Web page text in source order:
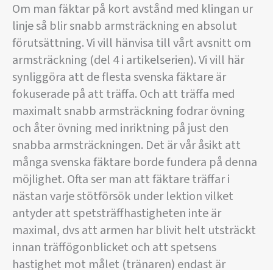
Om man fäktar på kort avstånd med klingan ur
linje så blir snabb armsträckning en absolut
förutsättning. Vi vill hänvisa till vårt avsnitt om
armsträckning (del 4 i artikelserien). Vi vill här
synliggöra att de flesta svenska fäktare är
fokuserade på att träffa. Och att träffa med
maximalt snabb armsträckning fodrar övning
och åter övning med inriktning på just den
snabba armsträckningen. Det är vår åsikt att
många svenska fäktare borde fundera på denna
möjlighet. Ofta ser man att fäktare träffar i
nästan varje stötförsök under lektion vilket
antyder att spetsträffhastigheten inte är
maximal, dvs att armen har blivit helt utsträckt
innan träffögonblicket och att spetsens
hastighet mot målet (tränaren) endast är